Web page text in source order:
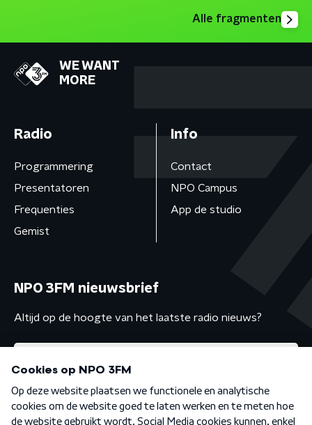
Alle fragmenten
WE WANT
MORE
Radio
Programmering
Presentatoren
Frequenties
Gemist
Info
Contact
NPO Campus
App de studio
NPO 3FM nieuwsbrief
Altijd op de hoogte van het laatste radio nieuws?